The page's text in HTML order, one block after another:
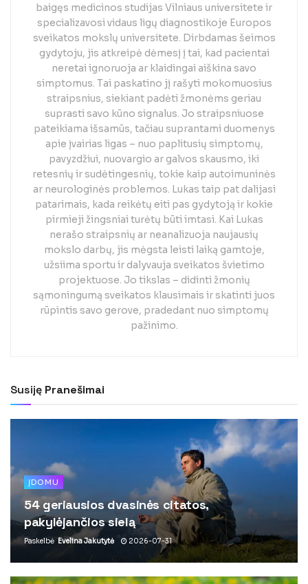
baigęs medicinos studijas Vilniaus universitete ir
specializavosi vidaus ligų diagnostikoje Europos
sveikatos mokslų universitete. Dirbdamas šeimos
gydytoju, jis atkreipė dėmesį į tai, kad pacientai
neretai ignoruoja ar klaidingai aiškina savo
simptomus. Tai paskatino jį rašyti mokomuosius
straipsnius, siekiant padėti žmonėms geriau
suprasti savo kūno signalus. Jo straipsniuose
pateikiama išsamūs, tačiau suprantami duomenys
apie įvairias ligas – nuo paplitusių simptomų,
pavyzdžiui, nuovargio ar galvos skausmo, iki
retesnių ir sudėtingesnių, tokie kaip autoimuninės
ar neurologinės problemos. Lukas taip pat dalijasi
patarimais, kada reikėtų eiti pas gydytoją ir kokie
pirmieji žingsniai turėtų būti imtasi. Kai Lukas
nerašo straipsnių ar neanalizuoja naujausių
mokslo darbų, jis mėgsta leisti laiką gamtoje,
užsiima sportu ir dalyvauja sveikatos švietimo
projektuose. Jo tikslas – didinti žmonių
sąmoningumą sveikatos klausimais ir skatinti juos
rūpintis savo gerove, pradedant nuo simptomų
pažinimo.
Susiję Pranešimai
ĮDOMU
54 geriausios dvasinės citatos,
pakylėjančios sielą
Paskelbė Evelina Jakutytė 2026-07-31